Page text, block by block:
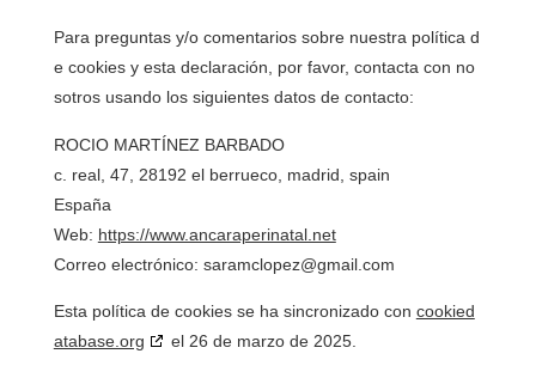
Para preguntas y/o comentarios sobre nuestra política d
e cookies y esta declaración, por favor, contacta con no
sotros usando los siguientes datos de contacto:
ROCIO MARTÍNEZ BARBADO
c. real, 47, 28192 el berrueco, madrid, spain
España
Web: https://www.ancaraperinatal.net
Correo electrónico: saramclopez@gmail.com
Esta política de cookies se ha sincronizado con cookied
atabase.org
el 26 de marzo de 2025.